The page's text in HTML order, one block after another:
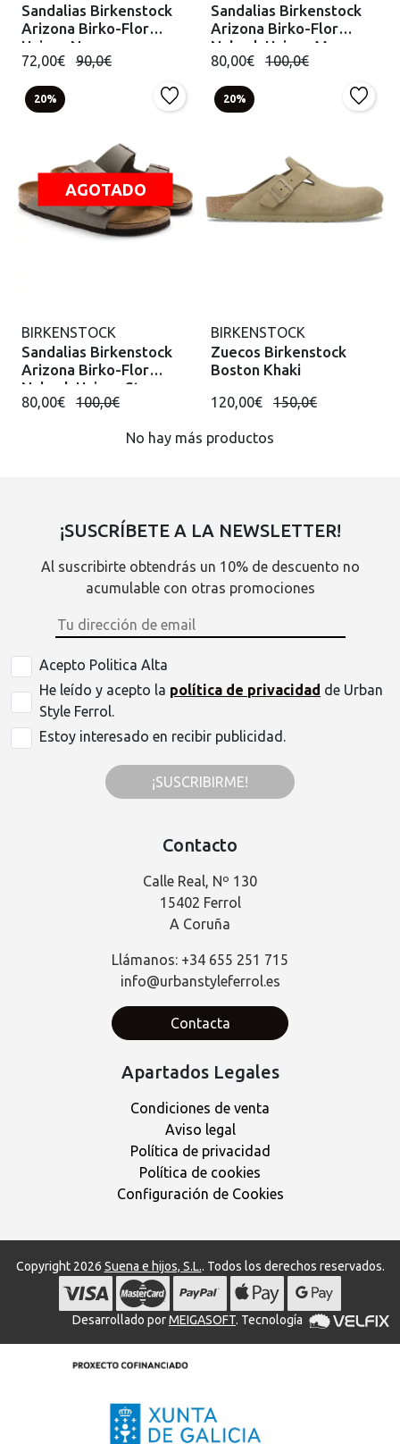
Sandalias Birkenstock
Arizona Birko-Flor
Unisex Negro
72,00€ 90,0€
Sandalias Birkenstock
Arizona Birko-Flor
Nubuck Unisex Mocca
80,00€ 100,0€
20%
AGOTADO
BIRKENSTOCK
Sandalias Birkenstock
Arizona Birko-Flor
Nubuck Unisex Stone
80,00€ 100,0€
20%
BIRKENSTOCK
Zuecos Birkenstock
Boston Khaki
120,00€ 150,0€
No hay más productos
¡SUSCRÍBETE A LA NEWSLETTER!
Al suscribirte obtendrás un 10% de descuento no
acumulable con otras promociones
Acepto Politica Alta
He leído y acepto la política de privacidad de Urban
Style Ferrol.
Estoy interesado en recibir publicidad.
¡SUSCRIBIRME!
Contacto
Calle Real, Nº 130
15402 Ferrol
A Coruña
Llámanos: +34 655 251 715
info@urbanstyleferrol.es
Contacta
Apartados Legales
Condiciones de venta
Aviso legal
Política de privacidad
Política de cookies
Configuración de Cookies
Copyright 2026 Suena e hijos, S.L.. Todos los derechos reservados.
Desarrollado porMEIGASOFT. Tecnología